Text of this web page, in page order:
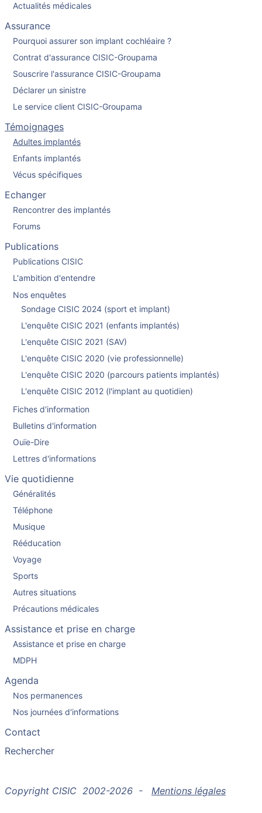
Actualités médicales
Assurance
Pourquoi assurer son implant cochléaire ?
Contrat d'assurance CISIC-Groupama
Souscrire l'assurance CISIC-Groupama
Déclarer un sinistre
Le service client CISIC-Groupama
Témoignages
Adultes implantés
Enfants implantés
Vécus spécifiques
Echanger
Rencontrer des implantés
Forums
Publications
Publications CISIC
L'ambition d'entendre
Nos enquêtes
Sondage CISIC 2024 (sport et implant)
L'enquête CISIC 2021 (enfants implantés)
L'enquête CISIC 2021 (SAV)
L'enquête CISIC 2020 (vie professionnelle)
L'enquête CISIC 2020 (parcours patients implantés)
L'enquête CISIC 2012 (l'implant au quotidien)
Fiches d'information
Bulletins d'information
Ouïe-Dire
Lettres d'informations
Vie quotidienne
Généralités
Téléphone
Musique
Rééducation
Voyage
Sports
Autres situations
Précautions médicales
Assistance et prise en charge
Assistance et prise en charge
MDPH
Agenda
Nos permanences
Nos journées d'informations
Contact
Rechercher
Copyright CISIC 2002-2026 - Mentions légales